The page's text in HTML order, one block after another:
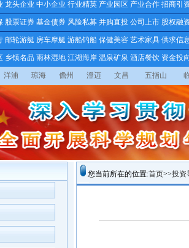
龙头企业 中小企业 行业精英 产业园区 产业合作 招商引
股票证券 基金债券 风险私募 并购直投 公司上市 股权融
邮轮游艇 房车摩艇 游船钓船 保健美容 艺术家具 供求信
乡镇名品 雨林湿地 江湖海岸 温泉矿泉 酒店餐饮 资金投
洋浦 琼海 儋州 澄迈 文昌 五指山
您当前所在的位置:首页>>投资